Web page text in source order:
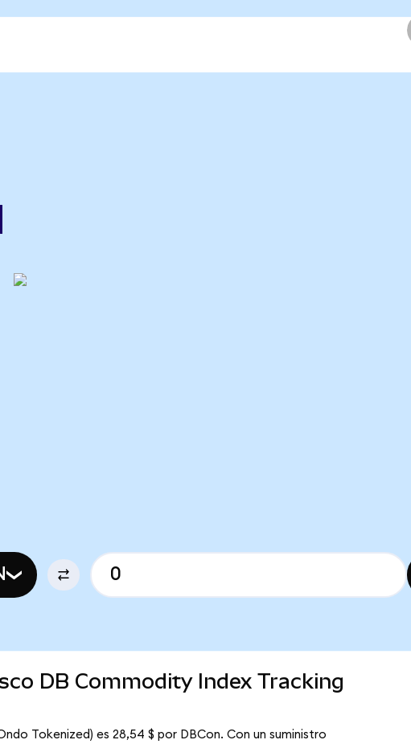
DB Commodity Index Tracking
Tokenized) es 28,54 $ por DBCon. Con un suministro